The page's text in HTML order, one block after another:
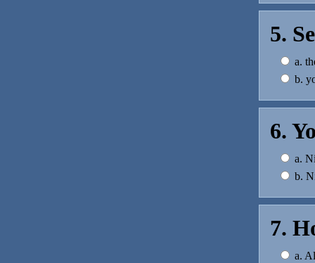
5.
a.
b.
6.
a.
b.
7.
a.